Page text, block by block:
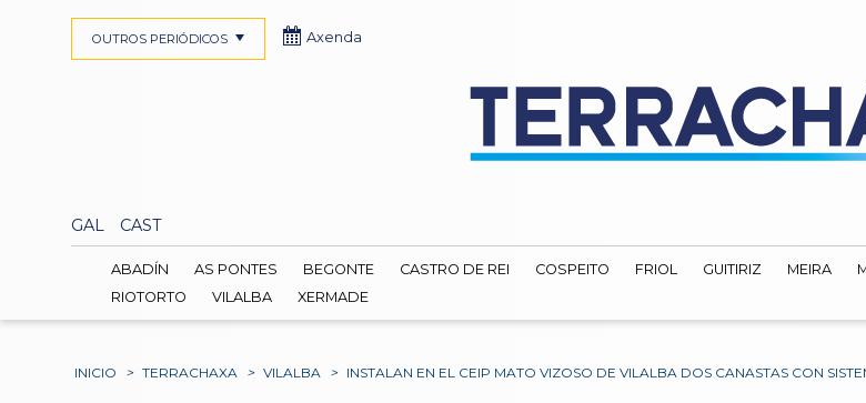
GAL CAST
OUTROS PERIÓDICOS Axenda
ABADÍN AS PONTES BEGONTE CASTRO DE REI COSPEITO FRIOL GUITIRIZ MEIRA
RIOTORTO
VILALBA XERMADE
INICIO > TERRACHAXA > VILALBA > INSTALAN EN EL CEIP MATO VIZOSO DE VILALBA DOS CANASTAS CON